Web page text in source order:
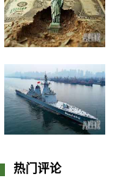
热门评论